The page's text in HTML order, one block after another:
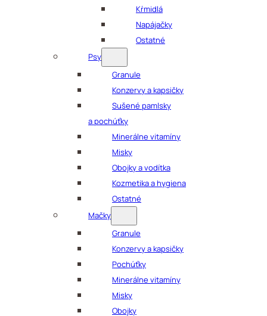
Kŕmidlá
Napájačky
Ostatné
Psy
Granule
Konzervy a kapsičky
Sušené pamlsky
a pochúťky
Minerálne vitamíny
Misky
Obojky a vodítka
Kozmetika a hygiena
Ostatné
Mačky
Granule
Konzervy a kapsičky
Pochúťky
Minerálne vitamíny
Misky
Obojky